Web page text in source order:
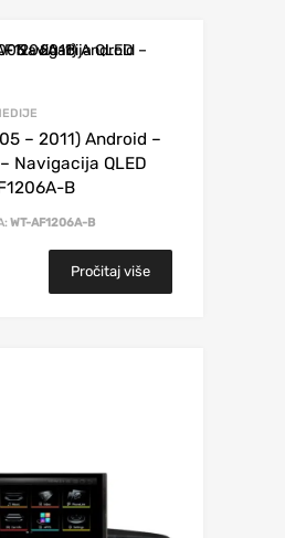
– 2011) Android –
Navigacija QLED
B
WT-AF1206A-B
Pročitaj više